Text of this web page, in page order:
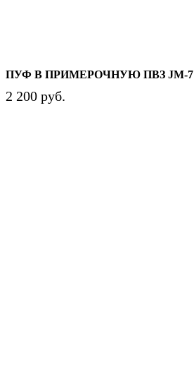
ПУФ В ПРИМЕРОЧНУЮ ПВЗ JM-7
2 200 руб.